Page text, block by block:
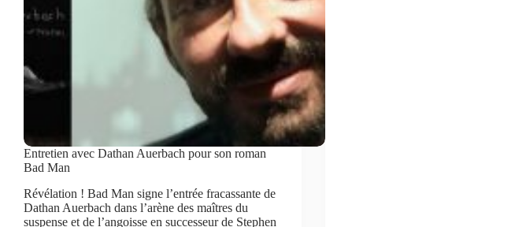
Entretien avec Dathan Auerbach pour son roman
Bad Man
Révélation ! Bad Man signe l’entrée fracassante de
Dathan Auerbach dans l’arène des maîtres du
suspense et de l’angoisse en successeur de Stephen